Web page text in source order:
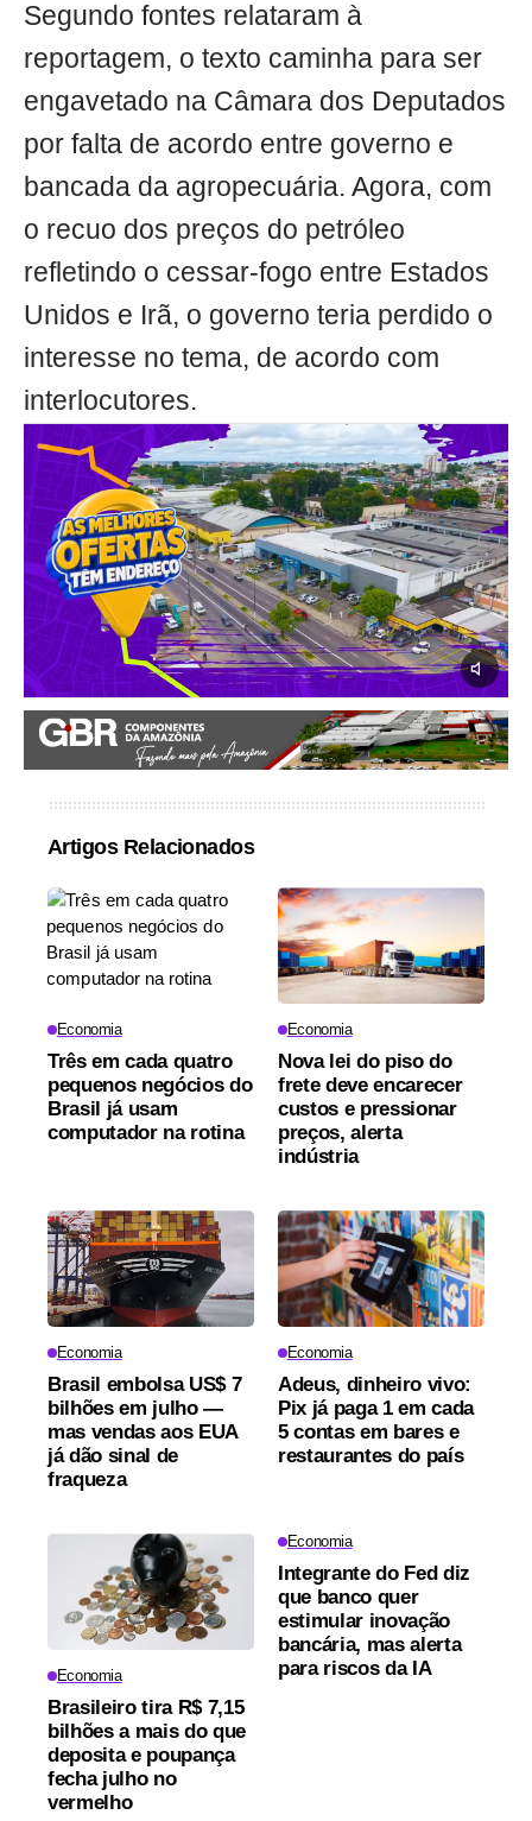
Segundo fontes relataram à
reportagem, o texto caminha para ser
engavetado na Câmara dos Deputados
por falta de acordo entre governo e
bancada da agropecuária. Agora, com
o recuo dos preços do petróleo
refletindo o cessar-fogo entre Estados
Unidos e Irã, o governo teria perdido o
interesse no tema, de acordo com
interlocutores.
Artigos Relacionados
Economia
Três em cada quatro
pequenos negócios do
Brasil já usam
computador na rotina
Economia
Nova lei do piso do
frete deve encarecer
custos e pressionar
preços, alerta
indústria
Economia
Brasil embolsa US$ 7
bilhões em julho —
mas vendas aos EUA
já dão sinal de
fraqueza
Economia
Adeus, dinheiro vivo:
Pix já paga 1 em cada
5 contas em bares e
restaurantes do país
Economia
Brasileiro tira R$ 7,15
bilhões a mais do que
deposita e poupança
fecha julho no
vermelho
Economia
Integrante do Fed diz
que banco quer
estimular inovação
bancária, mas alerta
para riscos da IA